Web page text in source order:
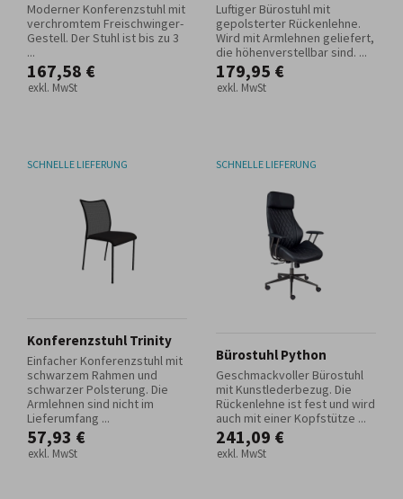
Moderner Konferenzstuhl mit
verchromtem Freischwinger-
Gestell. Der Stuhl ist bis zu 3
...
167,58 €
exkl. MwSt
Luftiger Bürostuhl mit
gepolsterter Rückenlehne.
Wird mit Armlehnen geliefert,
die höhenverstellbar sind. ...
179,95 €
exkl. MwSt
SCHNELLE LIEFERUNG
Konferenzstuhl Trinity
Einfacher Konferenzstuhl mit
schwarzem Rahmen und
schwarzer Polsterung. Die
Armlehnen sind nicht im
Lieferumfang ...
57,93 €
exkl. MwSt
SCHNELLE LIEFERUNG
Bürostuhl Python
Geschmackvoller Bürostuhl
mit Kunstlederbezug. Die
Rückenlehne ist fest und wird
auch mit einer Kopfstütze ...
241,09 €
exkl. MwSt